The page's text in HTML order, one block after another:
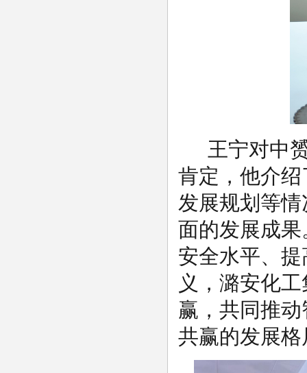
王宁对中
肯定，他介
发展规划等
面的发展成
安全水平、
义，潞安化
赢，共同推
共赢的发展格